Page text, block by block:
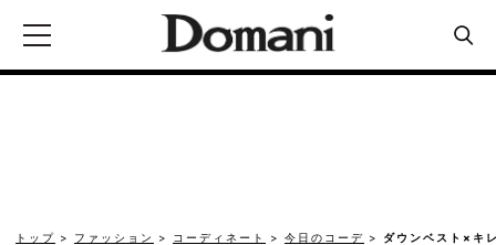
トップ ファッション コーディネート 今日のコーデ ダウンベスト×キ